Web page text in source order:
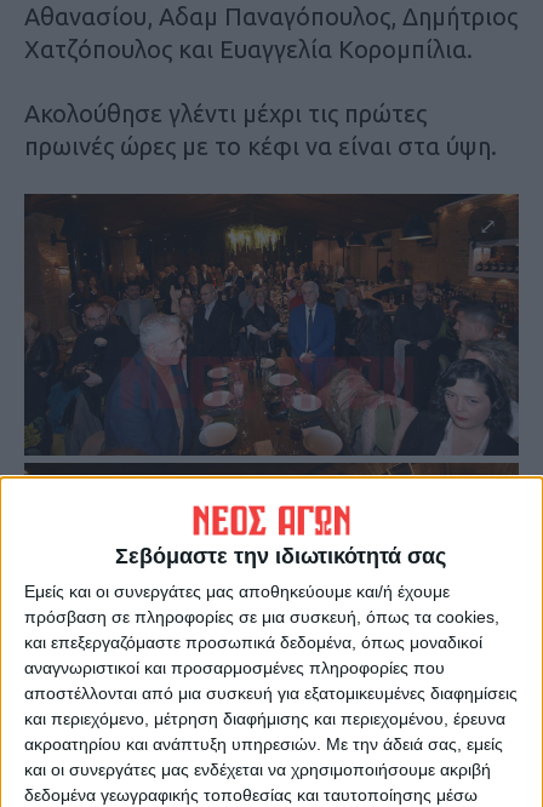
Σεβόμαστε την ιδιωτικότητά σας
Εμείς και οι συνεργάτες μας αποθηκεύουμε και/ή έχουμε
πρόσβαση σε πληροφορίες σε μια συσκευή, όπως τα cookies,
και επεξεργαζόμαστε προσωπικά δεδομένα, όπως μοναδικοί
αναγνωριστικοί και προσαρμοσμένες πληροφορίες που
αποστέλλονται από μια συσκευή για εξατομικευμένες διαφημίσεις
και περιεχόμενο, μέτρηση διαφήμισης και περιεχομένου, έρευνα
ακροατηρίου και ανάπτυξη υπηρεσιών. Με την άδειά σας, εμείς
και οι συνεργάτες μας ενδέχεται να χρησιμοποιήσουμε ακριβή
δεδομένα γεωγραφικής τοποθεσίας και ταυτοποίησης μέσω
Αθανασίου, Αδαμ Παναγόπουλος, Δημήτριος
Χατζόπουλος και Ευαγγελία Κορομπίλια.
Ακολούθησε γλέντι μέχρι τις πρώτες
πρωινές ώρες με το κέφι να είναι στα ύψη.